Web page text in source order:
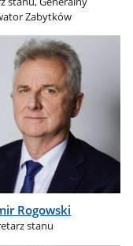
Zabytków
Rogowski
stanu